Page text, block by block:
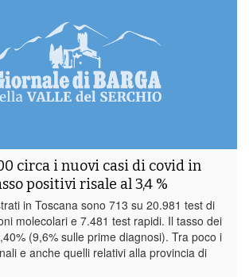
circa i nuovi casi di covid in
positivi risale al 3,4 %
in Toscana sono 713 su 20.981 test di
molecolari e 7.481 test rapidi. Il tasso dei
(9,6% sulle prime diagnosi). Tra poco i
e anche quelli relativi alla provincia di